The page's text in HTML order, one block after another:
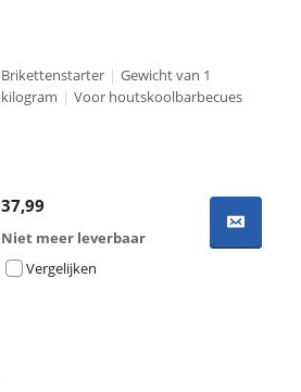
Brikettenstarter | Gewicht van 1
kilogram | Voor houtskoolbarbecues
37,99
Niet meer leverbaar
Vergelijken